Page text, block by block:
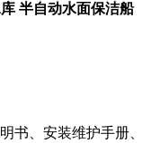
半自动水面保洁船
书、安装维护手册、